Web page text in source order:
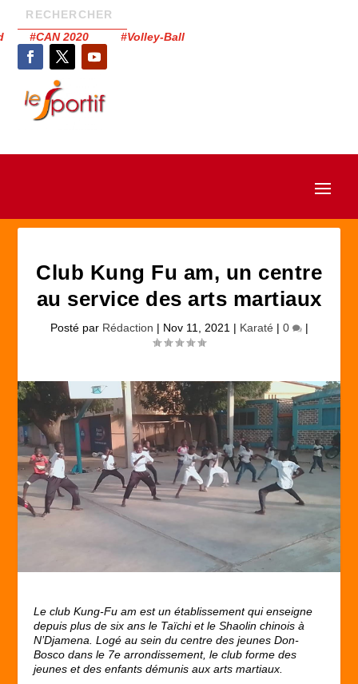
#CAN 2020 #Volley-Ball
Club Kung Fu am, un centre
au service des arts martiaux
Posté par Rédaction | Nov 11, 2021 | Karaté | 0 |
Le club Kung-Fu am est un établissement qui enseigne
depuis plus de six ans le Taïchi et le Shaolin chinois à
N’Djamena. Logé au sein du centre des jeunes Don-
Bosco dans le 7e arrondissement, le club forme des
jeunes et des enfants démunis aux arts martiaux.